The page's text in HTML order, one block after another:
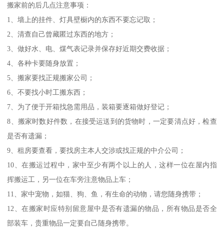
搬家前的后几点注意事项：
1、墙上的挂件、灯具壁橱内的东西不要忘记取；
2、清查自己曾藏匿过东西的地方；
3、做好水、电、煤气表记录并保存好近期交费收据；
4、各种卡要随身放置；
5、搬家要找正规搬家公司；
6、不要找小时工搬东西；
7、为了便于开箱找急需用品，装箱要逐箱做好登记；
8、搬家时数好件数，在接受运送到的货物时，一定要清点好，检查
是否有遗漏；
9、租房要查看，要找房主本人交涉或找正规的中介公司；
10、在搬运过程中，家中至少有两个以上的人，这样一位在屋内指
挥搬运工，另一位在车旁注意物品上车；
11、家中宠物，如猫、狗、鱼，有生命的动物，请您随身携带；
12、在搬家时应特别留意屋中是否有遗漏的物品，所有物品是否全
部装车，贵重物品一定要自己随身携带。